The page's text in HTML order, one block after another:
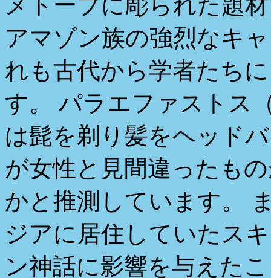
アマゾン族の強烈なキ
れも古代から学者たち
す。 パラエファストス
は髭を剃り髪をヘッド
が女性と見間違ったも
かと推測しています。
ジアに居住していたス
ン神話に影響を与えた